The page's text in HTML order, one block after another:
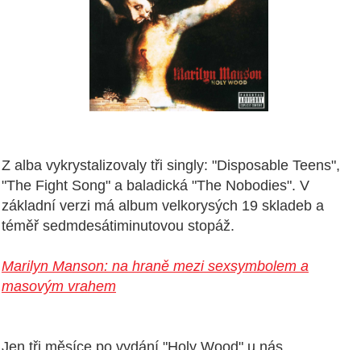
Z alba vykrystalizovaly tři singly: "Disposable Teens",
"The Fight Song" a baladická "The Nobodies". V
základní verzi má album velkorysých 19 skladeb a
téměř sedmdesátiminutovou stopáž.
Marilyn Manson: na hraně mezi sexsymbolem a
masovým vrahem
Jen tři měsíce po vydání "Holy Wood" u nás